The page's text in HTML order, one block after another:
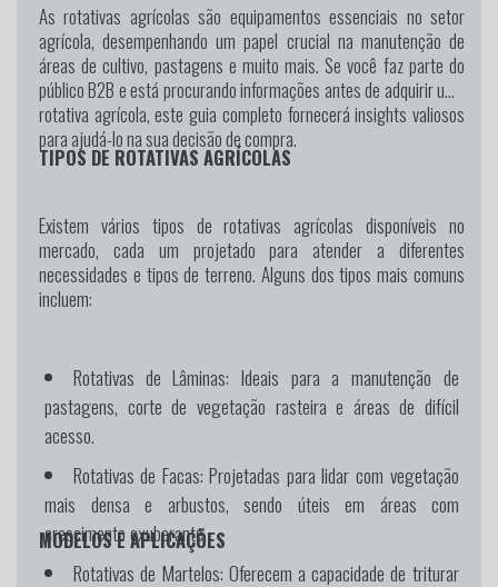
As rotativas agrícolas são equipamentos essenciais no setor
agrícola, desempenhando um papel crucial na manutenção de
áreas de cultivo, pastagens e muito mais. Se você faz parte do
público B2B e está procurando informações antes de adquirir uma
rotativa agrícola, este guia completo fornecerá insights valiosos
para ajudá-lo na sua decisão de compra.
TIPOS DE ROTATIVAS AGRÍCOLAS
Existem vários tipos de rotativas agrícolas disponíveis no
mercado, cada um projetado para atender a diferentes
necessidades e tipos de terreno. Alguns dos tipos mais comuns
incluem:
Rotativas de Lâminas: Ideais para a manutenção de
pastagens, corte de vegetação rasteira e áreas de difícil
acesso.
Rotativas de Facas: Projetadas para lidar com vegetação
mais densa e arbustos, sendo úteis em áreas com
crescimento exuberante.
Rotativas de Martelos: Oferecem a capacidade de triturar
MODELOS E APLICAÇÕES